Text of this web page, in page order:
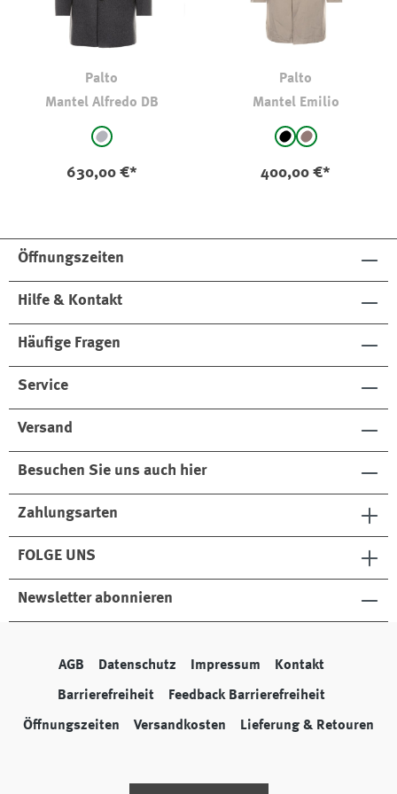
Palto
Mantel Alfredo DB
auswählen
mittelgrau
630,00 €*
Palto
Mantel Emilio
auswählen
schwarz
taupe
400,00 €*
Öffnungszeiten
Hilfe & Kontakt
Häufige Fragen
Service
Versand
Besuchen Sie uns auch hier
Zahlungsarten
FOLGE UNS
Newsletter abonnieren
AGB Datenschutz Impressum Kontakt
Barrierefreiheit Feedback Barrierefreiheit
Öffnungszeiten Versandkosten Lieferung & Retouren